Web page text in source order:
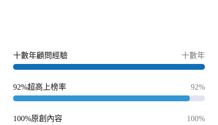
十數年顧問經驗 十數年
92%超高上榜率 92%
100%原創內容 100%